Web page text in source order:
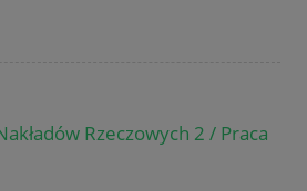
Rzeczowych 2 / Praca